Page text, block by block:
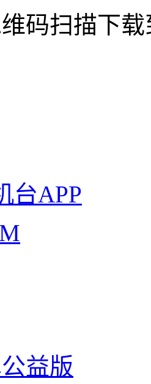
码扫描下
台APP
益版